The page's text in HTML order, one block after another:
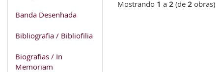
Banda Desenhada
Bibliografia / Bibliofilia
Biografias / In
Memoriam
Mostrando 1 a 2 (de 2 obras)